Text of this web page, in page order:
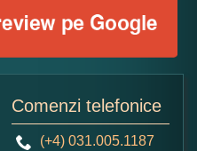
Comenzi telefonice
(+4) 031.005.1187